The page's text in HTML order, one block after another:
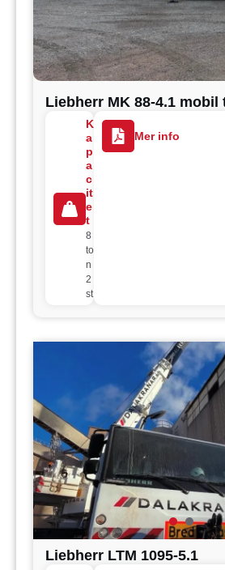
Liebherr MK 88-4.1 mobil
K
a
p
a
c
it
e
t
8
to
n
2
st
Mer info
Liebherr LTM 1095-5.1